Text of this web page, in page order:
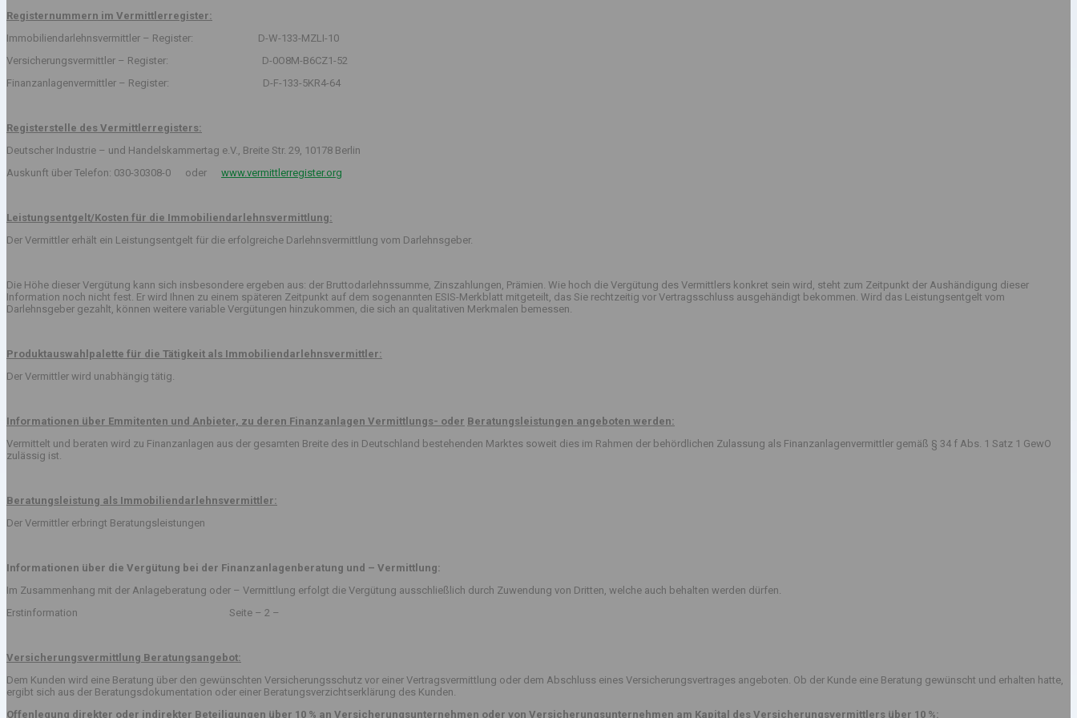
Registernummern im Vermittlerregister:
Immobiliendarlehnsvermittler – Register: D-W-133-MZLI-10
Versicherungsvermittler – Register: D-0O8M-B6CZ1-52
Finanzanlagenvermittler – Register: D-F-133-5KR4-64
Registerstelle des Vermittlerregisters:
Deutscher Industrie – und Handelskammertag e.V., Breite Str. 29, 10178 Berlin
Auskunft über Telefon: 030-30308-0 oder www.vermittlerregister.org
Leistungsentgelt/Kosten für die Immobiliendarlehnsvermittlung:
Der Vermittler erhält ein Leistungsentgelt für die erfolgreiche Darlehnsvermittlung vom Darlehnsgeber.
Die Höhe dieser Vergütung kann sich insbesondere ergeben aus: der Bruttodarlehnssumme, Zinszahlungen, Prämien. Wie hoch die Vergütung des Vermittlers konkret sein wird, steht zum Zeitpunkt der Aushändigung dieser
Information noch nicht fest. Er wird Ihnen zu einem späteren Zeitpunkt auf dem sogenannten ESIS-Merkblatt mitgeteilt, das Sie rechtzeitig vor Vertragsschluss ausgehändigt bekommen. Wird das Leistungsentgelt vom
Darlehnsgeber gezahlt, können weitere variable Vergütungen hinzukommen, die sich an qualitativen Merkmalen bemessen.
Produktauswahlpalette für die Tätigkeit als Immobiliendarlehnsvermittler:
Der Vermittler wird unabhängig tätig.
Informationen über Emmitenten und Anbieter, zu deren Finanzanlagen Vermittlungs- oder Beratungsleistungen angeboten werden:
Vermittelt und beraten wird zu Finanzanlagen aus der gesamten Breite des in Deutschland bestehenden Marktes soweit dies im Rahmen der behördlichen Zulassung als Finanzanlagenvermittler gemäß § 34 f Abs. 1 Satz 1 GewO
zulässig ist.
Beratungsleistung als Immobiliendarlehnsvermittler:
Der Vermittler erbringt Beratungsleistungen
Informationen über die Vergütung bei der Finanzanlagenberatung und – Vermittlung:
Im Zusammenhang mit der Anlageberatung oder – Vermittlung erfolgt die Vergütung ausschließlich durch Zuwendung von Dritten, welche auch behalten werden dürfen.
Erstinformation Seite – 2 –
Versicherungsvermittlung Beratungsangebot:
Dem Kunden wird eine Beratung über den gewünschten Versicherungsschutz vor einer Vertragsvermittlung oder dem Abschluss eines Versicherungsvertrages angeboten. Ob der Kunde eine Beratung gewünscht und erhalten hatte,
ergibt sich aus der Beratungsdokumentation oder einer Beratungsverzichtserklärung des Kunden.
Offenlegung direkter oder indirekter Beteiligungen über 10 % an Versicherungsunternehmen oder von Versicherungsunternehmen am Kapital des Versicherungsvermittlers über 10 %: